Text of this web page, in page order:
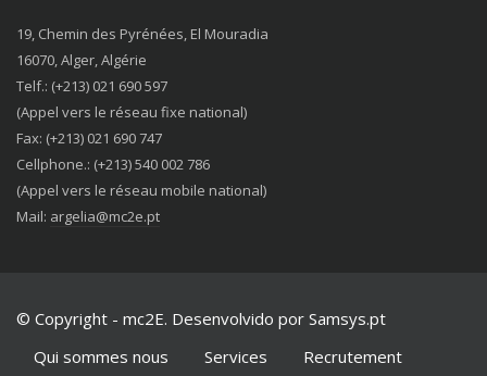
19, Chemin des Pyrénées, El Mouradia
16070, Alger, Algérie
Telf.: (+213) 021 690 597
(Appel vers le réseau fixe national)
Fax: (+213) 021 690 747
Cellphone.: (+213) 540 002 786
(Appel vers le réseau mobile national)
Mail: argelia@mc2e.pt
© Copyright - mc2E. Desenvolvido por Samsys.pt
Qui sommes nous
Services Recrutement